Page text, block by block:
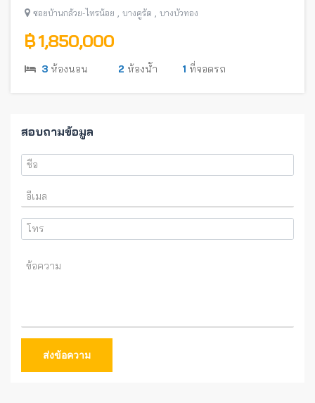
ซอยบ้านกล้วย-ไทรน้อย , บางคูรัด , บางบัวทอง
฿ 1,850,000
3 ห้องนอน 2 ห้องน้ำ 1 ที่จอดรถ
สอบถามข้อมูล
ส่งข้อความ